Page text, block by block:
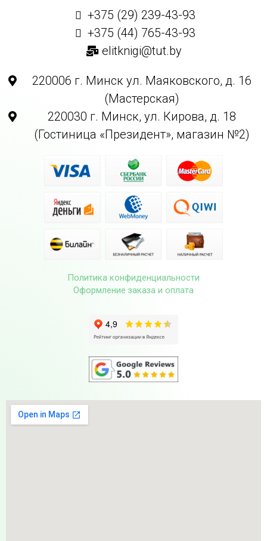
+375 (29) 239-43-93
+375 (44) 765-43-93
elitknigi@tut.by
220006 г. Минск ул. Маяковского, д. 16
(Мастерская)
220030 г. Минск, ул. Кирова, д. 18
(Гостиница «Президент», магазин №2)
Политика конфиденциальности
Оформление заказа и оплата